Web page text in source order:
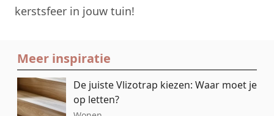
kerstsfeer in jouw tuin!
Meer inspiratie
De juiste Vlizotrap kiezen: Waar moet je
op letten?